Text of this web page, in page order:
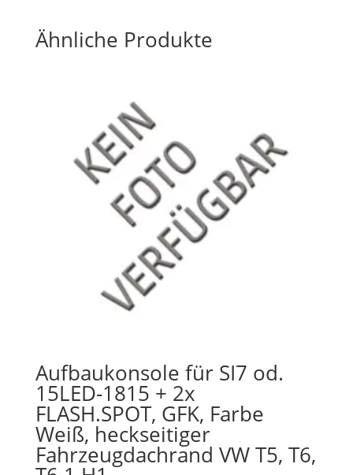
Ähnliche Produkte
Aufbaukonsole für SI7 od.
15LED-1815 + 2x
FLASH.SPOT, GFK, Farbe
Weiß, heckseitiger
Fahrzeugdachrand VW T5, T6,